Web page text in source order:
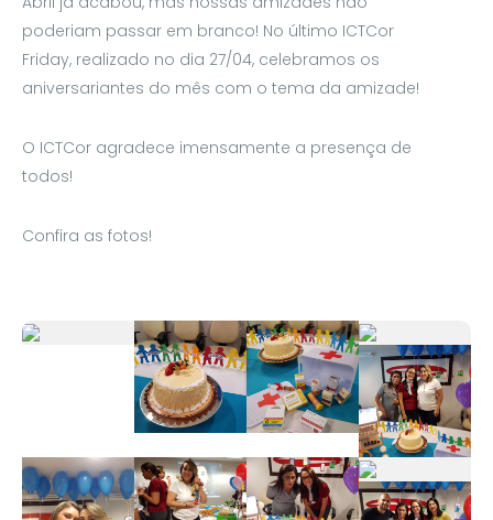
poderiam passar em branco! No último ICTCor
Friday, realizado no dia 27/04, celebramos os
aniversariantes do mês com o tema da amizade!
O ICTCor agradece imensamente a presença de
todos!
Confira as fotos!